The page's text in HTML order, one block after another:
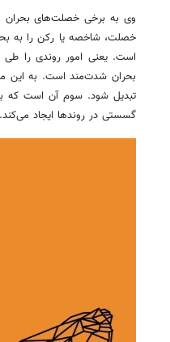
وی به برخی خصلت‌های بحران
خصلت، شاخصه یا رکن را به
است. یعنی امور روندی را طی
بحران شدت‌مند است. به این
تبدیل شود. سوم آن است که
گسستی در روندها ایجاد